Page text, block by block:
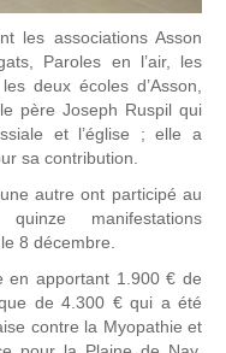
les associations Asson
Paroles en l’air, les
deux écoles d’Asson,
père Joseph Ruspil qui
et l’église ; elle a
sa contribution.
autre ont participé au
manifestations
8 décembre.
en apportant 1.900 € de
de 4.300 € qui a été
contre la Myopathie et